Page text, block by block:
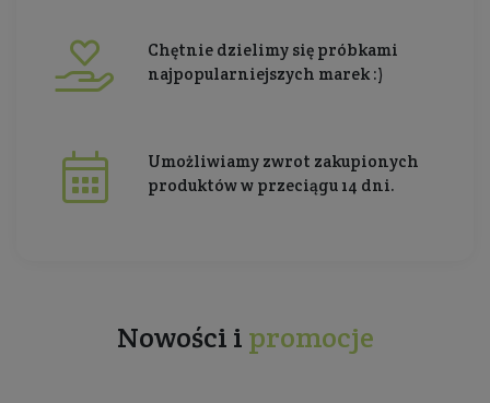
Chętnie dzielimy się próbkami
najpopularniejszych marek :)
Umożliwiamy zwrot zakupionych
produktów w przeciągu 14 dni.
Nowości i promocje